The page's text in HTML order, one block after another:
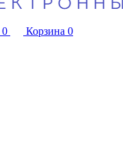
0 Корзина 0